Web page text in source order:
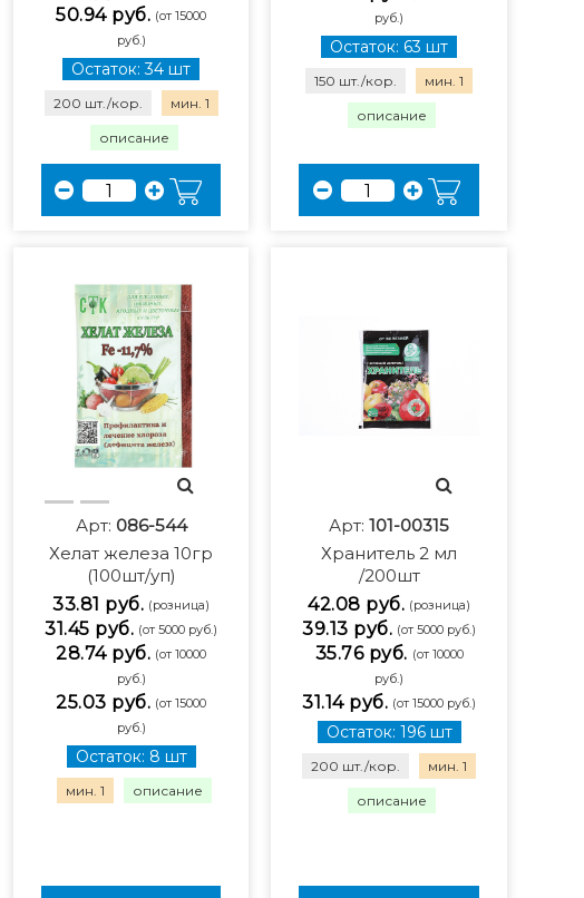
50.94 руб. (от 15000
руб.)
Остаток: 34 шт
200 шт./кор. мин. 1
описание
руб.)
Остаток: 63 шт
150 шт./кор. мин. 1
описание
Арт: 086-544
Хелат железа 10гр
(100шт/уп)
33.81 руб. (розница)
31.45 руб. (от 5000 руб.)
28.74 руб. (от 10000
руб.)
25.03 руб. (от 15000
руб.)
Остаток: 8 шт
мин. 1 описание
Арт:101-00315
Хранитель 2 мл
/200шт
42.08 руб. (розница)
39.13 руб. (от 5000 руб.)
35.76 руб. (от 10000
руб.)
31.14 руб. (от 15000 руб.)
Остаток: 196 шт
200 шт./кор. мин. 1
описание